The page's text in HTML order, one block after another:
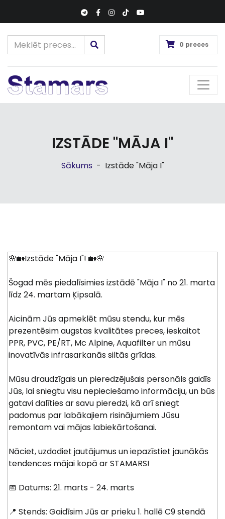
0 preces
IZSTĀDE "MĀJA I"
Sākums - Izstāde "Māja I"
🌸🏡Izstāde "Māja I"! 🏡🌸
Šogad mēs piedalīsimies izstādē "Māja I" no 21. marta
līdz 24. martam Ķipsalā.
Aicinām Jūs apmeklēt mūsu stendu, kur mēs
prezentēsim augstas kvalitātes preces, ieskaitot
PPR, PVC, PE/RT, Mc Alpine, Aquafilter un mūsu
inovatīvās infrasarkanās siltās grīdas.
Mūsu draudzīgais un pieredzējušais personāls gaidīs
Jūs, lai sniegtu visu nepieciešamo informāciju, un būs
gatavi dalīties ar savu pieredzi, kā arī sniegt
padomus par labākajiem risinājumiem Jūsu
remontam vai mājas labiekārtošanai.
Nāciet, uzdodiet jautājumus un iepazīstiet jaunākās
tendences mājai kopā ar STAMARS!
📅 Datums: 21. marts - 24. marts
📍 Stends: Gaidīsim Jūs ar prieku 1. hallē C9 stendā